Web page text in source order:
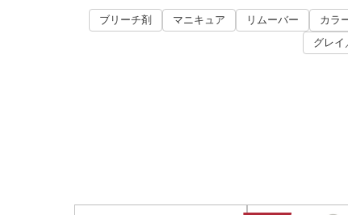
ブリーチ剤 マニキュア リムーバー カラ
グレイ